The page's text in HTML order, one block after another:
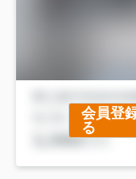
会員登
る